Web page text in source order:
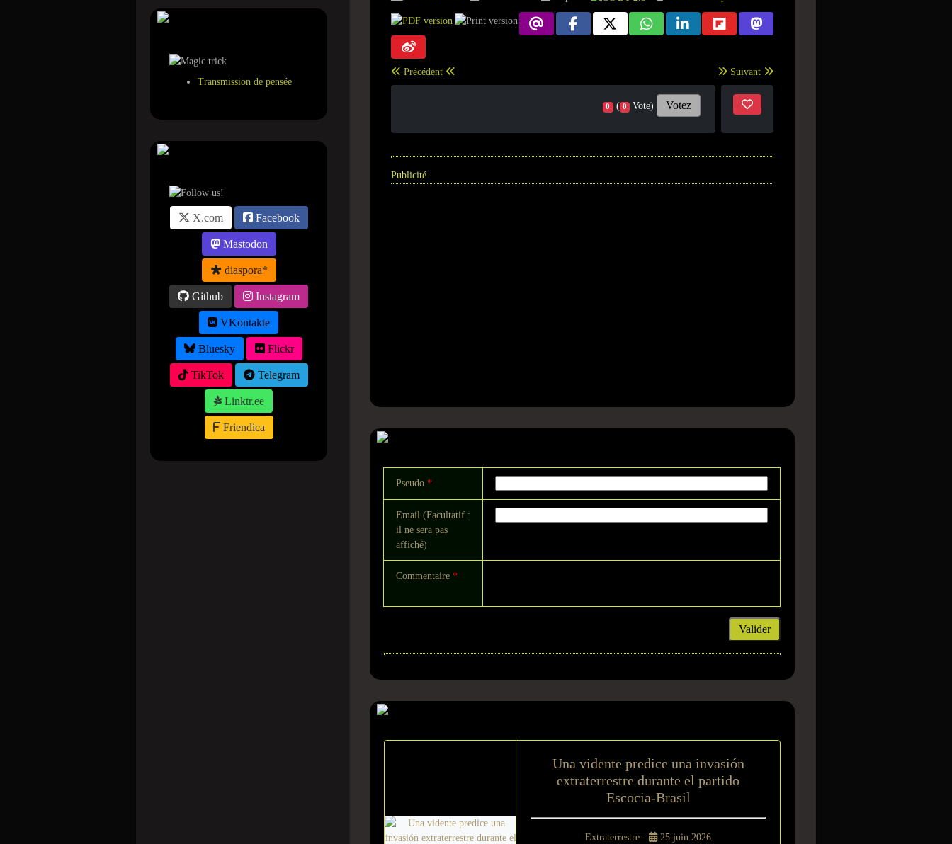
Transmission de pensée
X.com Facebook
Mastodon
diaspora*
Github Instagram
VKontakte
Bluesky Flickr
TikTok Telegram
Linktr.ee
Friendica
Précédent Suivant
0 ( 0 Vote) Votez
Publicité
Pseudo *
Email (Facultatif :
il ne sera pas
affiché)
Commentaire *
Valider
Una vidente predice una invasión
extraterrestre durante el partido
Escocia-Brasil
Extraterrestre - 25 juin 2026